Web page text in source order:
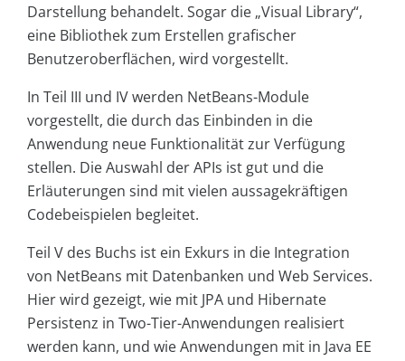
Darstellung behandelt. Sogar die „Visual Library“,
eine Bibliothek zum Erstellen grafischer
Benutzeroberflächen, wird vorgestellt.
In Teil III und IV werden Net­Beans-Module
vorgestellt, die durch das Einbinden in die
Anwendung neue Funktionalität zur Verfügung
stellen. Die Auswahl der APIs ist gut und die
Erläuterungen sind mit vielen aussagekräftigen
Codebeispielen begleitet.
Teil V des Buchs ist ein Exkurs in die Integration
von NetBeans mit Datenbanken und Web Services.
Hier wird gezeigt, wie mit JPA und Hibernate
Persistenz in Two-Tier-Anwendungen realisiert
werden kann, und wie Anwendungen mit in Java EE